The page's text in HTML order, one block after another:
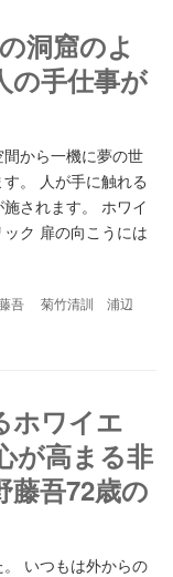
洞窟のよ
手仕事が
から一機に夢の世
。 人が手に触れる
されます。 ホワイ
ク 扉の向こうには
吾 菊竹清訓 浦辺
ホワイエ
が高まる非
藤吾72歳の
いつもは外からの